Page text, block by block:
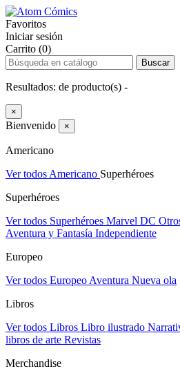
Favoritos
Iniciar sesión
Carrito (0)
Buscar
Resultados: de producto(s) -
×
Bienvenido ×
Americano
Ver todos Americano Superhéroes
Superhéroes
Ver todos Superhéroes Marvel DC
Aventura y Fantasía Independiente
Europeo
Ver todos Europeo Aventura Nueva ola
Libros
Ver todos Libros Libro ilustrado
libros de arte Revistas
Merchandise